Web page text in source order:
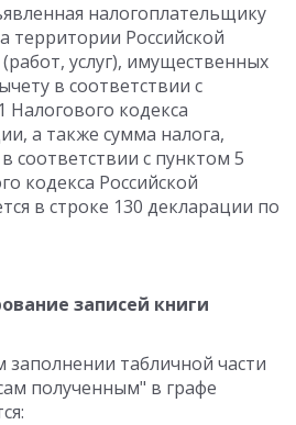
налогоплательщику
территории Российской
услуг), имущественных
в соответствии с
Налогового кодекса
а также сумма налога,
соответствии с пунктом 5
кодекса Российской
в строке 130 декларации по
записей книги
табличной части
полученным" в графе